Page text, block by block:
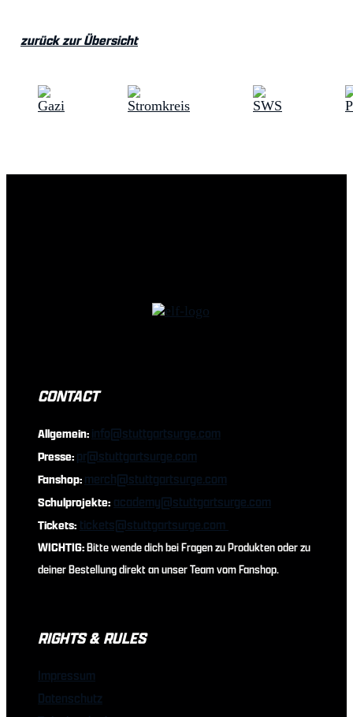
zurück zur Übersicht
CONTACT
Allgemein:info@stuttgartsurge.com
Presse:pr@stuttgartsurge.com
Fanshop:merch@stuttgartsurge.com
Schulprojekte: academy@stuttgartsurge.com
Tickets: tickets@stuttgartsurge.com
WICHTIG:Bitte wende dich bei Fragen zu Produkten oder zu
deiner Bestellung direkt an unser Team vom Fanshop.
RIGHTS & RULES
Impressum
Datenschutz